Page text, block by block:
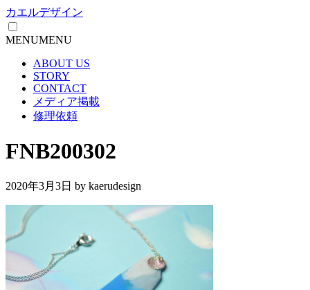
カエルデザイン
MENUMENU
ABOUT US
STORY
CONTACT
メディア掲載
修理依頼
FNB200302
2020年3月3日 by kaerudesign